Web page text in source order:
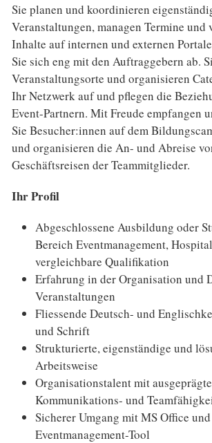
Sie planen und koordinieren
Veranstaltungen, managen Termine und
Inhalte auf internen und externen
Sie sich eng mit den Auftraggebern ab.
Veranstaltungsorte und organisieren
Ihr Netzwerk auf und pflegen die
Event-Partnern. Mit Freude empfangen
Sie Besucher:innen auf dem
und organisieren die An- und Abreise
Geschäftsreisen der Teammitglieder.
Ihr Profil
Abgeschlossene Ausbildung oder
Bereich Eventmanagement,
vergleichbare Qualifikation
Erfahrung in der Organisation und
Veranstaltungen
Fliessende Deutsch- und
und Schrift
Strukturierte, eigenständige und
Arbeitsweise
Organisationstalent mit
Kommunikations- und
Sicherer Umgang mit MS Office und
Eventmanagement-Tool